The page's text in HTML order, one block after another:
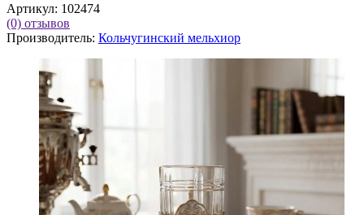
Артикул: 102474
(0) отзывов
Производитель: Кольчугинский мельхиор